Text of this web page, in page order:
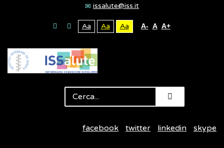
issalute@iss.it
Aa Aa Aa A- A A+
facebook twitter linkedin skype